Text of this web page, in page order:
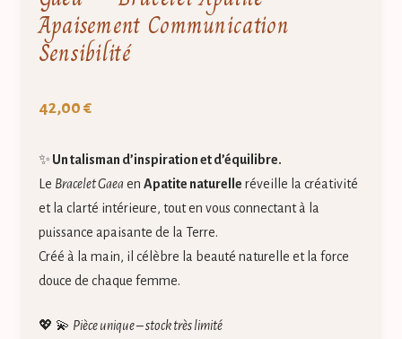
Apaisement Communication
Sensibilité
42,00 €
✨ Un talisman d’inspiration et d’équilibre.
Le Bracelet Gaeaen Apatite naturelle réveille la créativité
et la clarté intérieure, tout en vous connectant à la
puissance apaisante de la Terre.
Créé à la main, il célèbre la beauté naturelle et la force
douce de chaque femme.
💖 💫 Pièce unique – stock très limité